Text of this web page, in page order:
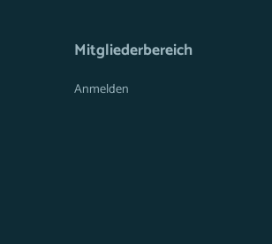
Mitgliederbereich
Anmelden